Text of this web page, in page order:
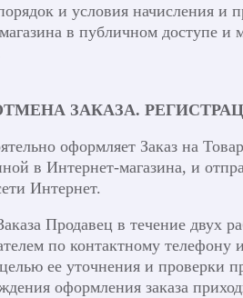
и условия начисления и
в публичном доступе
ЗАКАЗА.
оформляет Заказ на
в Интернет-магазина, и
Интернет.
Продавец в течение двух
по контактному
ее уточнения и проверки
оформления заказа